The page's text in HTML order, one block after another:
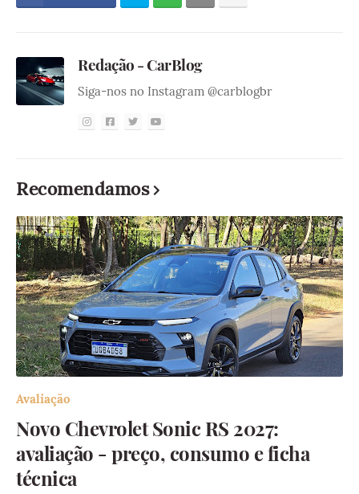
Redação - CarBlog
Siga-nos no Instagram @carblogbr
Recomendamos
Avaliação
Novo Chevrolet Sonic RS 2027:
avaliação - preço, consumo e ficha
técnica